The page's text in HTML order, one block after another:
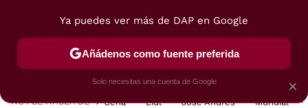
POSTRES VIAJES SELECCIÓN VEGUI
HOY SE HABLA DE Cena Lidl José Andrés Mundial
×
Ya puedes ver más de DAP en Google
Añádenos como fuente preferida
Solo necesitas una cuenta de Google